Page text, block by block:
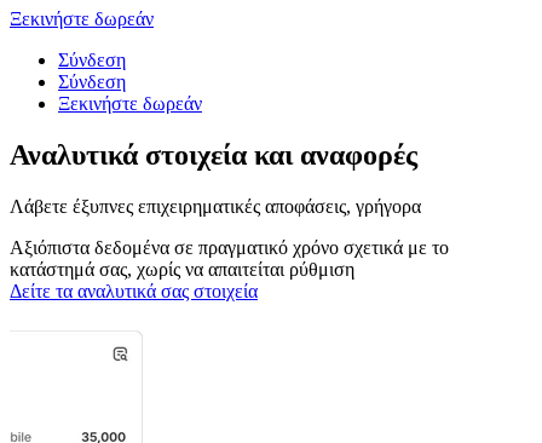
Ξεκινήστε δωρεάν
Σύνδεση
Σύνδεση
Ξεκινήστε δωρεάν
Αναλυτικά στοιχεία και αναφορές
Λάβετε έξυπνες επιχειρηματικές αποφάσεις, γρήγορα
Αξιόπιστα δεδομένα σε πραγματικό χρόνο σχετικά με το
κατάστημά σας, χωρίς να απαιτείται ρύθμιση
Δείτε τα αναλυτικά σας στοιχεία